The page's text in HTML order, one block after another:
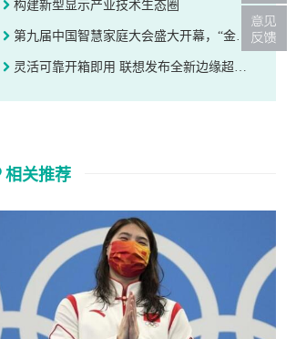
构建新型显示产业技术生态圈
第九届中国智慧家庭大会盛大开幕，“金选奖”评选结果震撼发布
灵活可靠开箱即用 联想发布全新边缘超融合一体机
相关推荐